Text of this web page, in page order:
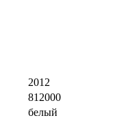
2012
812000
белый